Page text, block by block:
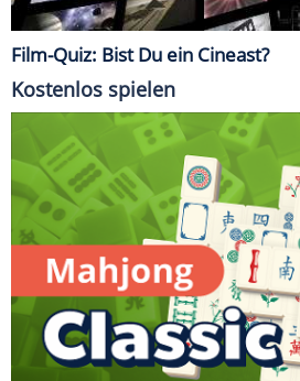
Film-Quiz: Bist Du ein Cineast?
Kostenlos spielen